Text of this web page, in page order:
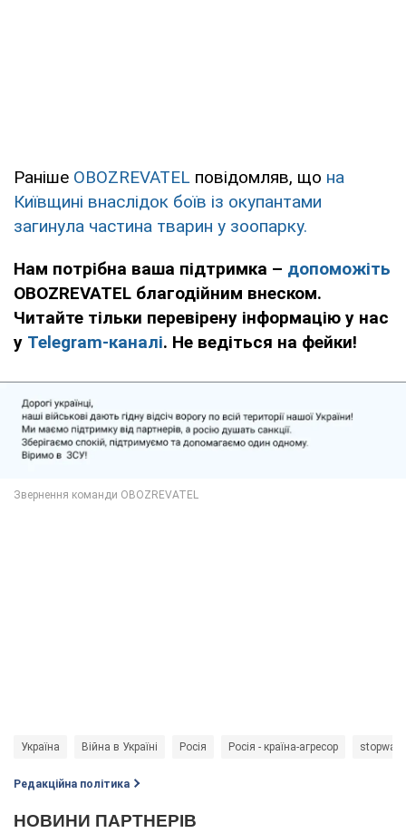
Раніше OBOZREVATEL повідомляв, що на
Київщині внаслідок боїв із окупантами
загинула частина тварин у зоопарку.
Нам потрібна ваша підтримка – допоможіть
OBOZREVATEL благодійним внеском.
Читайте тільки перевірену інформацію у нас
у Telegram-каналі. Не ведіться на фейки!
Україна Війна в Україні Росія Росія - країна-агресор stopwar
Редакційна політика